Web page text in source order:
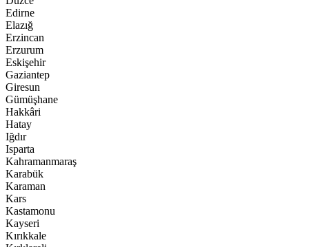
Edirne
Elazığ
Erzincan
Erzurum
Eskişehir
Gaziantep
Giresun
Gümüşhane
Hakkâri
Hatay
Iğdır
Isparta
Kahramanmaraş
Karabük
Karaman
Kars
Kastamonu
Kayseri
Kırıkkale